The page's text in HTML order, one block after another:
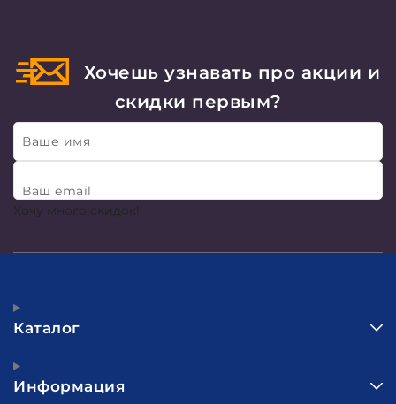
Хочешь узнавать про акции и
скидки первым?
Ваше имя
Ваш email
Хочу много скидок!
Каталог
Информация